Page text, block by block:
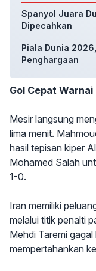
Spanyol Juara
Dipecahkan
Piala Dunia
Penghargaan
Gol Cepat
Mesir langsung
lima menit.
hasil tepisan kiper
Mohamed Salah
1-0.
Iran memiliki
melalui titik penalti
Mehdi Taremi
mempertahankan